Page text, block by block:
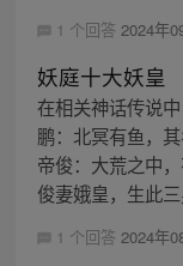
1 个回答 2024年
妖庭十大妖皇
在相关神话传说
鹏：北冥有鱼，
帝俊：大荒之中
俊妻娥皇，生此
1 个回答 2024年